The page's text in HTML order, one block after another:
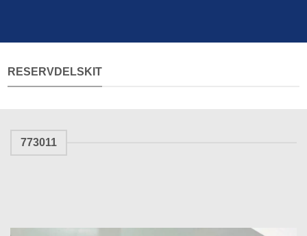
RESERVDELSKIT
773011